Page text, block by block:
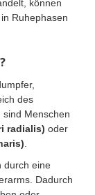
können
Ruhephasen
des
Menschen
radialis) oder
durch eine
Dadurch